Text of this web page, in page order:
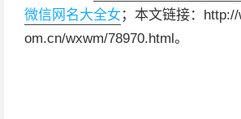
微信网名大全女 ；本文链接：
om.cn/wxwm/78970.html。